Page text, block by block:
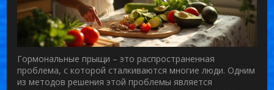
Гормональные прыщи – это распространенная
проблема, с которой сталкиваются многие люди. Одним
из методов решения этой проблемы является